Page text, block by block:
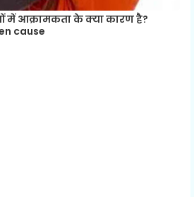
में आक्रामकता के क्या कारण है?
cause